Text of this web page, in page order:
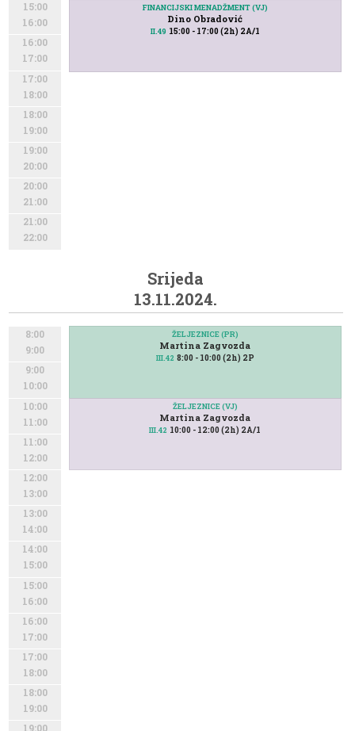
15:00
16:00
16:00
17:00
17:00
18:00
18:00
19:00
19:00
20:00
20:00
21:00
21:00
22:00
FINANCIJSKI MENADŽMENT (VJ)
Dino Obradović
II.49 15:00 - 17:00 (2h) 2A/1
FINANCIJSKI MENADŽMENT (VJ)
Dino Obradović
II.49 15:00 - 17:00 (2h) 2A/1
Srijeda
13.11.2024.
8:00
9:00
9:00
10:00
10:00
11:00
11:00
12:00
12:00
13:00
13:00
14:00
14:00
15:00
15:00
16:00
16:00
17:00
17:00
18:00
18:00
19:00
19:00
ŽELJEZNICE (PR)
Martina Zagvozda
III.42 8:00 - 10:00 (2h) 2P
ŽELJEZNICE (VJ)
Martina Zagvozda
III.42 10:00 - 12:00 (2h) 2A/1